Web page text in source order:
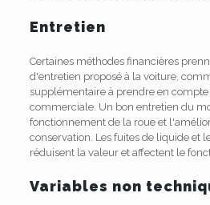
Entretien
Certaines méthodes financières
d'entretien proposé à la voiture,
supplémentaire à prendre en
commerciale. Un bon entretien du
fonctionnement de la roue et
conservation. Les fuites de liquide et
réduisent la valeur et affectent le
Variables non